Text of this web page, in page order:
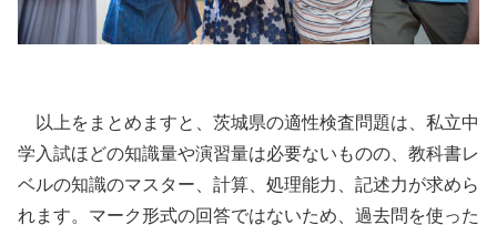
以上をまとめますと、茨城県の適性検査問題は、私立中
学入試ほどの知識量や演習量は必要ないものの、教科書レ
ベルの知識のマスター、計算、処理能力、記述力が求めら
れます。マーク形式の回答ではないため、過去問を使った